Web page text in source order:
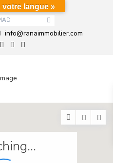
info@ranaimmobilier.com
langue »